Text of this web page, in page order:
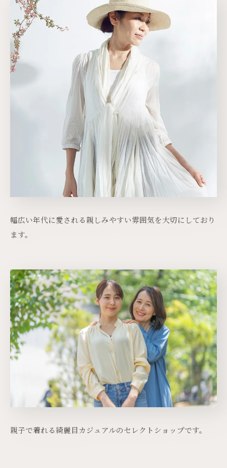
幅広い年代に愛される親しみやすい雰囲気を大切にしており
ます。
親子で着れる綺麗目カジュアルのセレクトショップです。